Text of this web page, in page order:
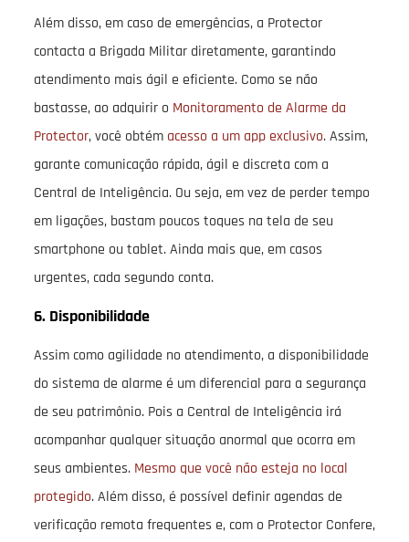
Além disso, em caso de emergências, a Protector
contacta a Brigada Militar diretamente, garantindo
atendimento mais ágil e eficiente. Como se não
bastasse, ao adquirir o Monitoramento de Alarme da
Protector, você obtém acesso a um app exclusivo. Assim,
garante comunicação rápida, ágil e discreta com a
Central de Inteligência. Ou seja, em vez de perder tempo
em ligações, bastam poucos toques na tela de seu
smartphone ou tablet. Ainda mais que, em casos
urgentes, cada segundo conta.
6. Disponibilidade
Assim como agilidade no atendimento, a disponibilidade
do sistema de alarme é um diferencial para a segurança
de seu patrimônio. Pois a Central de Inteligência irá
acompanhar qualquer situação anormal que ocorra em
seus ambientes. Mesmo que você não esteja no local
protegido. Além disso, é possível definir agendas de
verificação remota frequentes e, com o Protector Confere,